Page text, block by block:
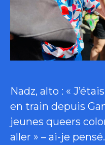
Nadz, alto : «
en train depuis
jeunes queers
aller » – ai-je